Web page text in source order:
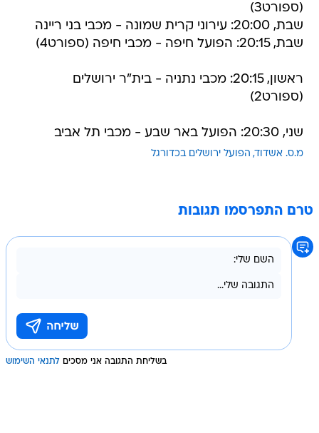
(ספורט3)
שבת, 20:00: עירוני קרית שמונה - מכבי בני ריינה
שבת, 20:15: הפועל חיפה - מכבי חיפה (ספורט4)
ראשון, 20:15: מכבי נתניה - בית"ר ירושלים
(ספורט2)
שני, 20:30: הפועל באר שבע - מכבי תל אביב
מ.ס. אשדוד הפועל ירושלים בכדורגל
טרם התפרסמו תגובות
בשליחת התגובה אני מסכים לתנאי השימוש